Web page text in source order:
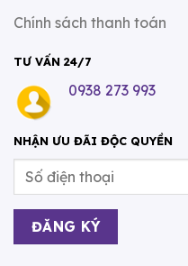
Chính sách thanh toán
TƯ VẤN 24/7
0938 273 993
NHẬN ƯU ĐÃI ĐỘC QUYỀN